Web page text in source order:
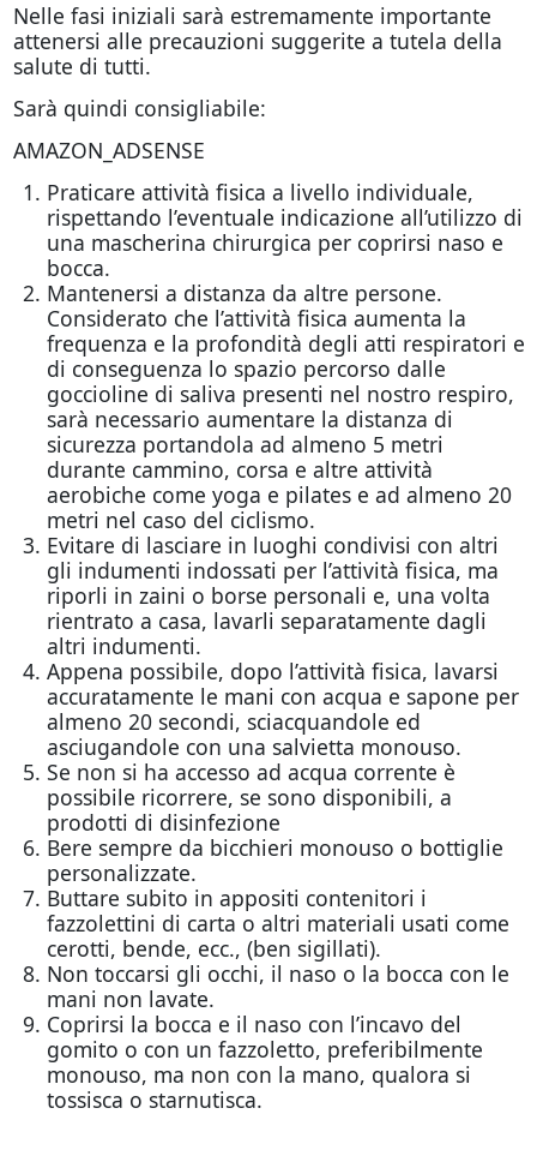
Nelle fasi iniziali sarà estremamente importante
attenersi alle precauzioni suggerite a tutela della
salute di tutti.
Sarà quindi consigliabile:
AMAZON_ADSENSE
Praticare attività fisica a livello individuale,
rispettando l’eventuale indicazione all’utilizzo di
una mascherina chirurgica per coprirsi naso e
bocca.
Mantenersi a distanza da altre persone.
Considerato che l’attività fisica aumenta la
frequenza e la profondità degli atti respiratori e
di conseguenza lo spazio percorso dalle
goccioline di saliva presenti nel nostro respiro,
sarà necessario aumentare la distanza di
sicurezza portandola ad almeno 5 metri
durante cammino, corsa e altre attività
aerobiche come yoga e pilates e ad almeno 20
metri nel caso del ciclismo.
Evitare di lasciare in luoghi condivisi con altri
gli indumenti indossati per l’attività fisica, ma
riporli in zaini o borse personali e, una volta
rientrato a casa, lavarli separatamente dagli
altri indumenti.
Appena possibile, dopo l’attività fisica, lavarsi
accuratamente le mani con acqua e sapone per
almeno 20 secondi, sciacquandole ed
asciugandole con una salvietta monouso.
Se non si ha accesso ad acqua corrente è
possibile ricorrere, se sono disponibili, a
prodotti di disinfezione
Bere sempre da bicchieri monouso o bottiglie
personalizzate.
Buttare subito in appositi contenitori i
fazzolettini di carta o altri materiali usati come
cerotti, bende, ecc., (ben sigillati).
Non toccarsi gli occhi, il naso o la bocca con le
mani non lavate.
Coprirsi la bocca e il naso con l’incavo del
gomito o con un fazzoletto, preferibilmente
monouso, ma non con la mano, qualora si
tossisca o starnutisca.